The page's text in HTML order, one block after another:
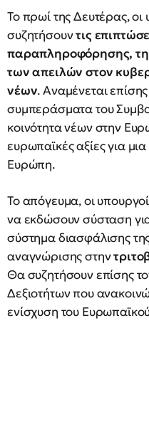
Το πρωί της Δευτέρας, οι
συζητήσουντις
παραπληροφόρησης,
των απειλών στον
νέων. Αναμένεται
συμπεράσματα του
κοινότητα νέων στην
ευρωπαϊκές αξίες για
Ευρώπη.
Το απόγευμα, οι υπουργοί
να εκδώσουν σύσταση
σύστημα διασφάλισης
αναγνώρισης στην
Θα συζητήσουν επίσης
Δεξιοτήτων που
ενίσχυση του